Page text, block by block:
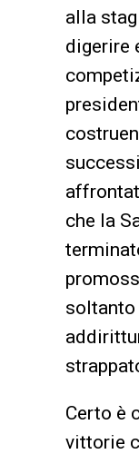
alla
digerire
che la
soltanto
Certo è
vittorie